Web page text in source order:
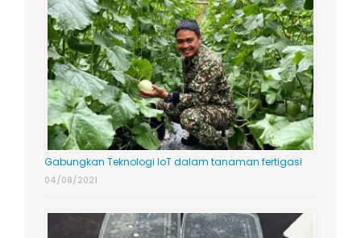
Gabungkan Teknologi IoT dalam tanaman fertigasi
04/08/2021